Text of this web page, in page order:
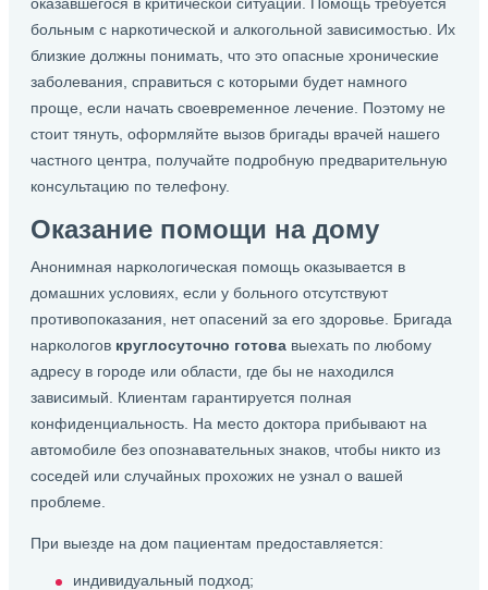
больным с наркотической и алкогольной зависимостью. Их
близкие должны понимать, что это опасные хронические
заболевания, справиться с которыми будет намного
проще, если начать своевременное лечение. Поэтому не
стоит тянуть, оформляйте вызов бригады врачей нашего
частного центра, получайте подробную предварительную
консультацию по телефону.
Оказание помощи на дому
Анонимная наркологическая помощь оказывается в
домашних условиях, если у больного отсутствуют
противопоказания, нет опасений за его здоровье. Бригада
наркологов круглосуточно готова выехать по любому
адресу в городе или области, где бы не находился
зависимый. Клиентам гарантируется полная
конфиденциальность. На место доктора прибывают на
автомобиле без опознавательных знаков, чтобы никто из
соседей или случайных прохожих не узнал о вашей
проблеме.
При выезде на дом пациентам предоставляется:
индивидуальный подход;